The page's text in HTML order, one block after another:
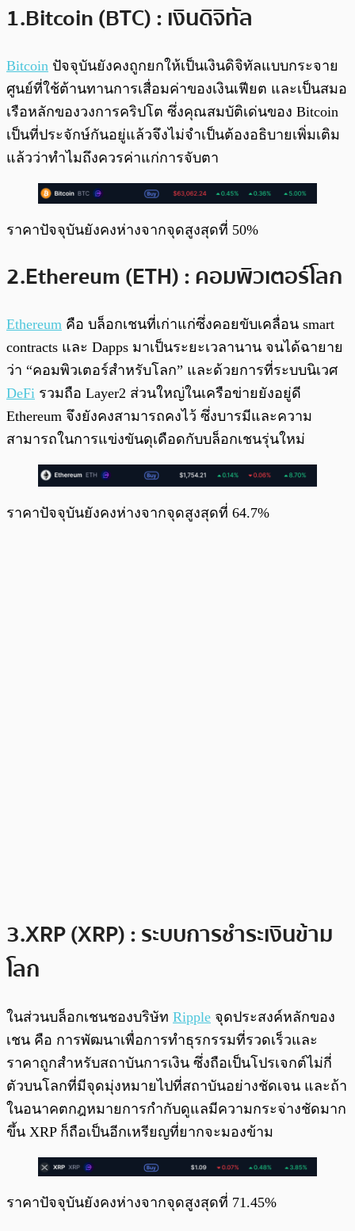
1.Bitcoin (BTC) : เงินดิจิทัล
Bitcoin ปัจจุบันยังคงถูกยกให้เป็นเงินดิจิทัลแบบกระจาย
ศูนย์ที่ใช้ต้านทานการเสื่อมค่าของเงินเฟียต และเป็นสมอ
เรือหลักของวงการคริปโต ซึ่งคุณสมบัติเด่นของ Bitcoin
เป็นที่ประจักษ์กันอยู่แล้วจึงไม่จำเป็นต้องอธิบายเพิ่มเติม
แล้วว่าทำไมถึงควรค่าแก่การจับตา
ราคาปัจจุบันยังคงห่างจากจุดสูงสุดที่ 50%
2.Ethereum (ETH) : คอมพิวเตอร์โลก
Ethereum คือ บล็อกเชนที่เก่าแก่ซึ่งคอยขับเคลื่อน smart
contracts และ Dapps มาเป็นระยะเวลานาน จนได้ฉายาย
ว่า “คอมพิวเตอร์สำหรับโลก” และด้วยการที่ระบบนิเวศ
DeFi รวมถือ Layer2 ส่วนใหญ่ในเครือข่ายยังอยู่ดี
Ethereum จึงยังคงสามารถคงไว้ ซึ่งบารมีและความ
สามารถในการแข่งขันดุเดือดกับบล็อกเชนรุ่นใหม่
ราคาปัจจุบันยังคงห่างจากจุดสูงสุดที่ 64.7%
3.XRP (XRP) : ระบบการชำระเงินข้าม
โลก
ในส่วนบล็อกเชนชองบริษัท Ripple จุดประสงค์หลักของ
เชน คือ การพัฒนาเพื่อการทำธุรกรรมที่รวดเร็วและ
ราคาถูกสำหรับสถาบันการเงิน ซึ่งถือเป็นโปรเจกต์ไม่กี่
ตัวบนโลกที่มีจุดมุ่งหมายไปที่สถาบันอย่างชัดเจน และถ้า
ในอนาคตกฎหมายการกำกับดูแลมีความกระจ่างชัดมาก
ขึ้น XRP ก็ถือเป็นอีกเหรียญที่ยากจะมองข้าม
ราคาปัจจุบันยังคงห่างจากจุดสูงสุดที่ 71.45%